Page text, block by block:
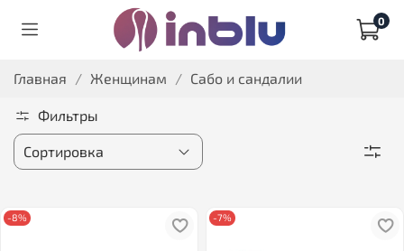
0
Главная Женщинам Сабо и сандалии
Фильтры
-8% -7%